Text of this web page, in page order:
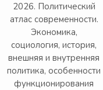
2026. Политический
атлас современности.
Экономика,
социология, история,
внешняя и внутренняя
политика, особенности
функционирования